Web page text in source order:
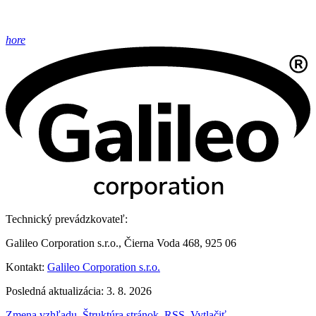
hore
Technický prevádzkovateľ:
Galileo Corporation s.r.o., Čierna Voda 468, 925 06
Kontakt: Galileo Corporation s.r.o.
Posledná aktualizácia: 3. 8. 2026